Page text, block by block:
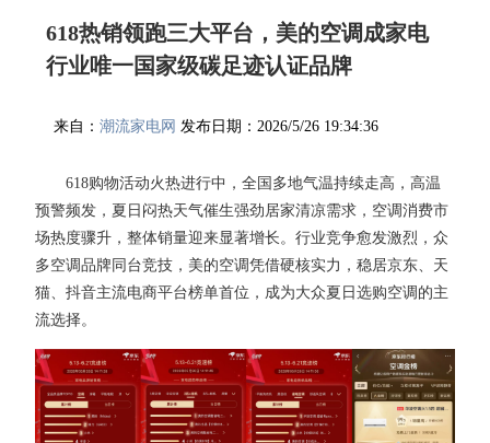
618热销领跑三大平台，美的空调成家电
行业唯一国家级碳足迹认证品牌
来自：潮流家电网 发布日期：2026/5/26 19:34:36
618购物活动火热进行中，全国多地气温持续走高，高温
预警频发，夏日闷热天气催生强劲居家清凉需求，空调消费市
场热度骤升，整体销量迎来显著增长。行业竞争愈发激烈，众
多空调品牌同台竞技，美的空调凭借硬核实力，稳居京东、天
猫、抖音主流电商平台榜单首位，成为大众夏日选购空调的主
流选择。